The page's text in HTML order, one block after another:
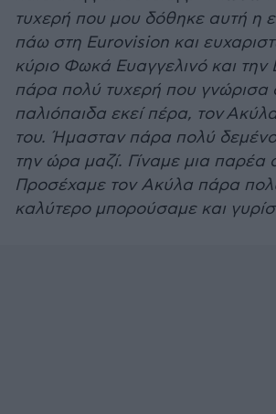
τυχερή που μου δόθηκε αυτή η
πάω στη Eurovision και
κύριο Φωκά Ευαγγελινό και
πάρα πολύ τυχερή που γνώρισα
παλιόπαιδα εκεί πέρα, τον
του. Ήμασταν πάρα πολύ
την ώρα μαζί. Γίναμε μια παρέα
Προσέχαμε τον Ακύλα πάρα
καλύτερο μπορούσαμε και